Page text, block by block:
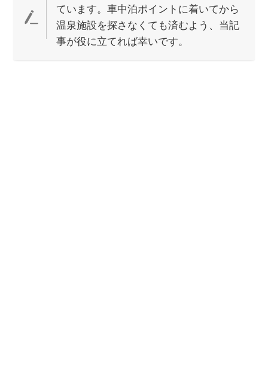
ています。車中泊ポイントに着いてから
温泉施設を探さなくても済むよう、当記
事が役に立てれば幸いです。